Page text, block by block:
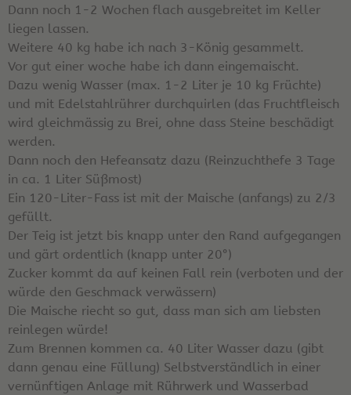
Dann noch 1-2 Wochen flach ausgebreitet im Keller
liegen lassen.
Weitere 40 kg habe ich nach 3-König gesammelt.
Vor gut einer woche habe ich dann eingemaischt.
Dazu wenig Wasser (max. 1-2 Liter je 10 kg Früchte)
und mit Edelstahlrührer durchquirlen (das Fruchtfleisch
wird gleichmässig zu Brei, ohne dass Steine beschädigt
werden.
Dann noch den Hefeansatz dazu (Reinzuchthefe 3 Tage
in ca. 1 Liter Süßmost)
Ein 120-Liter-Fass ist mit der Maische (anfangs) zu 2/3
gefüllt.
Der Teig ist jetzt bis knapp unter den Rand aufgegangen
und gärt ordentlich (knapp unter 20°)
Zucker kommt da auf keinen Fall rein (verboten und der
würde den Geschmack verwässern)
Die Maische riecht so gut, dass man sich am liebsten
reinlegen würde!
Zum Brennen kommen ca. 40 Liter Wasser dazu (gibt
dann genau eine Füllung) Selbstverständlich in einer
vernünftigen Anlage mit Rührwerk und Wasserbad